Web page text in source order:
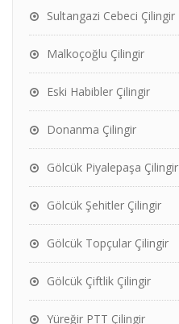
Sultangazi Cebeci Çilingir
Malkoçoğlu Çilingir
Eski Habibler Çilingir
Donanma Çilingir
Gölcük Piyalepaşa Çilingir
Gölcük Şehitler Çilingir
Gölcük Topçular Çilingir
Gölcük Çiftlik Çilingir
Yüreğir PTT Çilingir